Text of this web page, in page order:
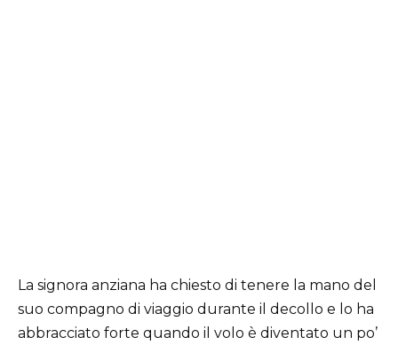
La signora anziana ha chiesto di tenere la mano del
suo compagno di viaggio durante il decollo e lo ha
abbracciato forte quando il volo è diventato un po’